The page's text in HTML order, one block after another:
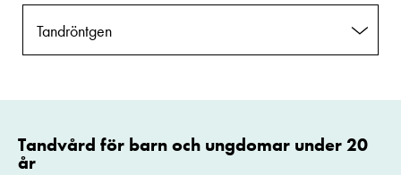
Tandröntgen
Tandvård för barn och ungdomar under 20
år